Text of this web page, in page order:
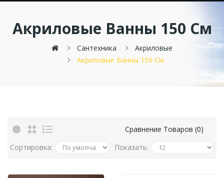
Акриловые Ванны 150 См
Сантехника
Акриловые
Акриловые Ванны 150 См
Сравнение Товаров (0)
Сортировка:
Показать: